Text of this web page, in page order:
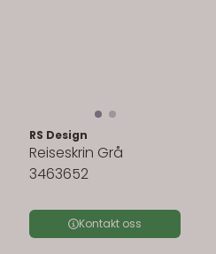
RS Design
Reiseskrin Grå
3463652
Kontakt oss